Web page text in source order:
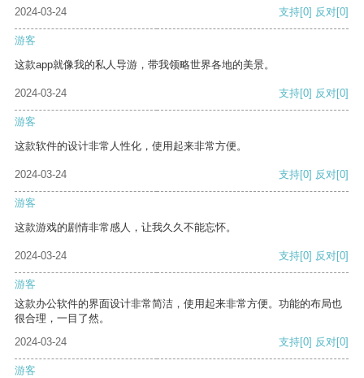
2024-03-24
支持[0] 反对[0]
游客
这款app就像我的私人导游，带我领略世界各地的美景。
2024-03-24 支持[0] 反对[0]
游客
这款软件的设计非常人性化，使用起来非常方便。
2024-03-24 支持[0] 反对[0]
游客
这款游戏的剧情非常感人，让我久久不能忘怀。
2024-03-24 支持[0] 反对[0]
游客
这款办公软件的界面设计非常简洁，使用起来非常方便。功能的布局也
很合理，一目了然。
2024-03-24
支持[0] 反对[0]
游客